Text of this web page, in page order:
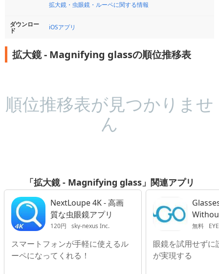
拡大鏡・虫眼鏡・ルーペに関する情報
ダウンロー
ド iOSアプリ
拡大鏡 - Magnifying glassの順位推移表
順位推移表が見つかりませ
ん
「拡大鏡 - Magnifying glass」関連アプリ
NextLoupe 4K - 高画
質な虫眼鏡アプリ
120円 sky-nexus Inc.
スマートフォンが手軽に使えるル
ーペになってくれる！
無料
眼鏡を試用せずに
が実現する